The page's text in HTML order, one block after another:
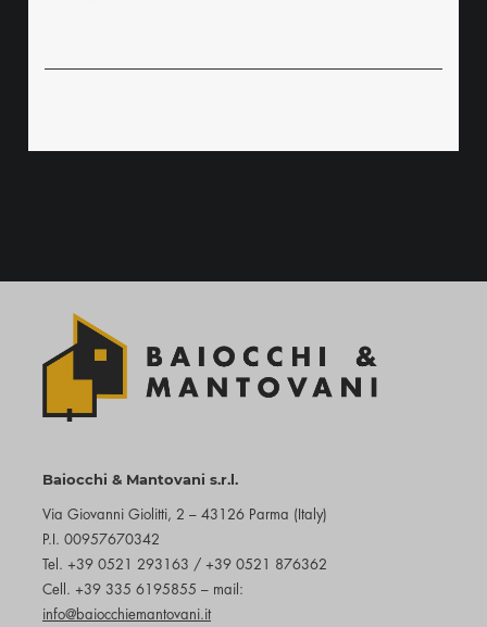
Baiocchi & Mantovani s.r.l.
Via Giovanni Giolitti, 2 – 43126 Parma (Italy)
P.I. 00957670342
Tel. +39 0521 293163 / +39 0521 876362
Cell. +39 335 6195855 – mail:
info@baiocchiemantovani.it